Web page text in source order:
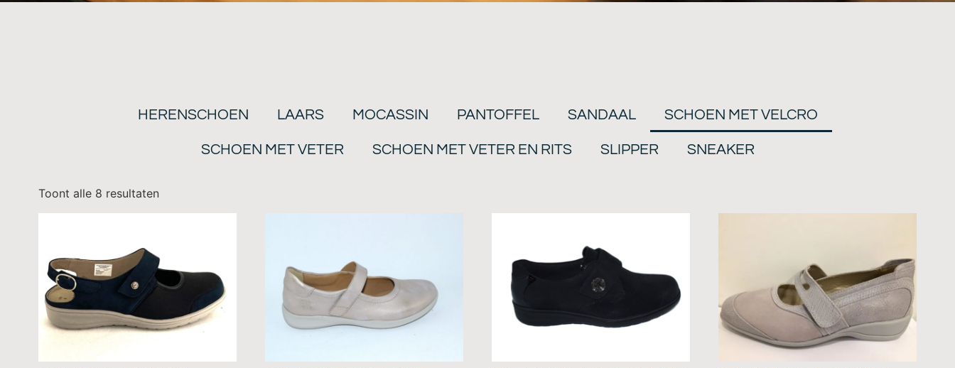
HERENSCHOEN LAARS MOCASSIN PANTOFFEL SANDAAL SCHOEN MET VELCRO
SCHOEN MET VETER SCHOEN MET VETER EN RITS SLIPPER SNEAKER
Toont alle 8 resultaten